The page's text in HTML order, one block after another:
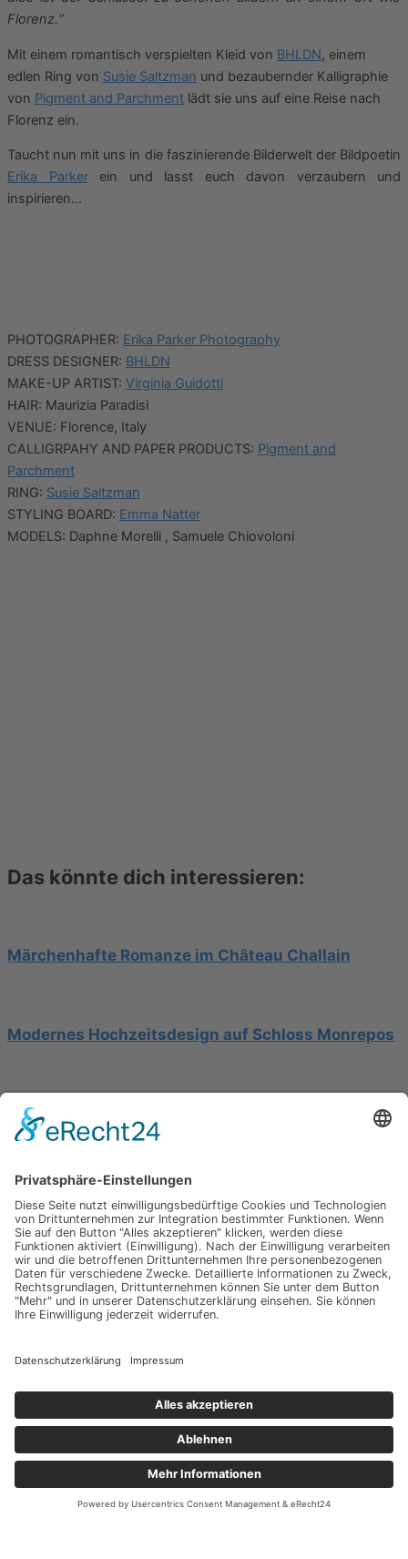
Florenz.“
Mit einem romantisch verspielten Kleid von BHLDN, einem
edlen Ring von Susie Saltzman und bezaubernder Kalligraphie
von Pigment and Parchment lädt sie uns auf eine Reise nach
Florenz ein.
Taucht nun mit uns in die faszinierende Bilderwelt der Bildpoetin
Erika Parkerein und lasst euch davon verzaubern und
inspirieren…
PHOTOGRAPHER: Erika Parker Photography
DRESS DESIGNER: BHLDN
MAKE-UP ARTIST: Virginia Guidotti
HAIR: Maurizia Paradisi
VENUE: Florence, Italy
CALLIGRPAHY AND PAPER PRODUCTS: Pigment and
Parchment
RING: Susie Saltzman
STYLING BOARD: Emma Natter
MODELS: Daphne Morelli , Samuele Chiovoloni
Das könnte dich interessieren:
Märchenhafte Romanze im Château Challain
Modernes Hochzeitsdesign auf Schloss Monrepos
Hochzeit am Gardasee auf einer Segelyacht
Impressum
Werbung
About
Einsendung
AGB
Datenschutzerklärung
About
Datenschutzerklärung